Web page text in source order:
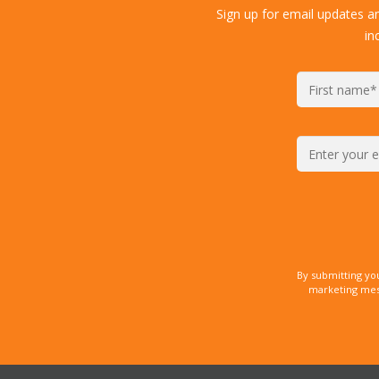
Sign up for email updates
By submitting
marketing